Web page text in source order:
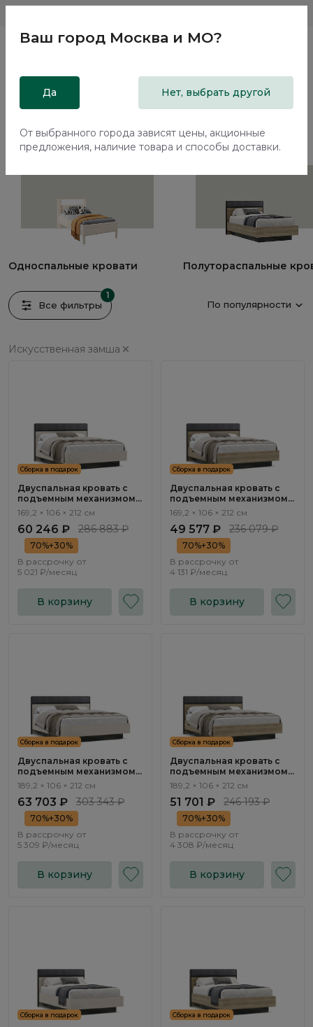
Главная Кровати
8 предметов
Односпальные кровати Полутораспальные
1
Все фильтры По популярности
Искусственная замша
Сборка в подарок
Двуспальная кровать с
подъемным механизмом
Бруно / Bruno BC1201.2
169,2 × 106 × 212 см
60 246 ₽ 286 883 ₽
70%+30%
В рассрочку от
5 021 ₽/месяц
В корзину
Сборка в подарок
Двуспальная кровать с
подъемным механизмом
Бруно / Bruno BC1201.1
169,2 × 106 × 212 см
49 577 ₽ 236 079 ₽
70%+30%
В рассрочку от
4 131 ₽/месяц
В корзину
Сборка в подарок
Двуспальная кровать с
подъемным механизмом
Бруно / Bruno BC1202.2
189,2 × 106 × 212 см
63 703 ₽ 303 343 ₽
70%+30%
В рассрочку от
5 309 ₽/месяц
В корзину
Сборка в подарок
Двуспальная кровать с
подъемным механизмом
Бруно / Bruno BC1202.1
189,2 × 106 × 212 см
51 701 ₽ 246 193 ₽
70%+30%
В рассрочку от
4 308 ₽/месяц
В корзину
Сборка в подарок Сборка в подарок
Ваш город Москва и МО?
Да Нет, выбрать другой
От выбранного города зависят цены, акционные
предложения, наличие товара и способы доставки.